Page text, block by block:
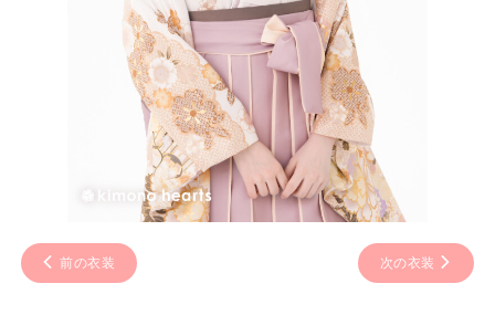
前の衣装 次の衣装